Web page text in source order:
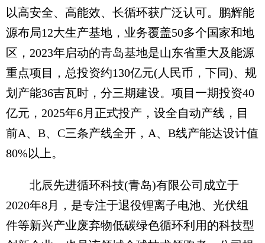
以高安全、高能效、长循环获广泛认可。鹏辉能
源布局12大生产基地，业务覆盖50多个国家和地
区，2023年启动的青岛基地是山东省重大及能源
重点项目，总投资约130亿元(人民币，下同)、规
划产能36吉瓦时，分三期建设。项目一期投资40
亿元，2025年6月正式投产，设全自动产线，目
前A、B、C三条产线全开，A、B线产能达设计值
80%以上。
北辰先进循环科技(青岛)有限公司成立于
2020年8月，是专注于退役锂离子电池、光伏组
件等新兴产业废弃物低碳绿色循环利用的科技型